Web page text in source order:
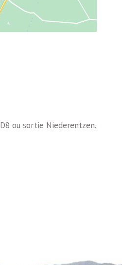
ou sortie Niederentzen.